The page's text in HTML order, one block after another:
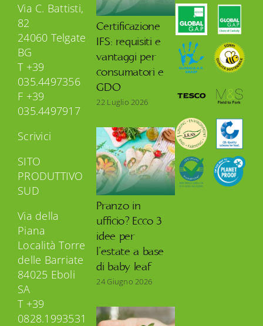
Via C. Battisti,
82
24060 Telgate
BG
T +39
035.4497356
F +39
035.4497917
Scrivici
SITO
PRODUTTIVO
SUD
Via della
Piana
Località Torre
delle Barriate
84025 Eboli
SA
T +39
0828.1993531
Certificazione
IFS: requisiti e
vantaggi per
consumatori e
GDO
22 Luglio 2026
Pranzo in
ufficio? Ecco 3
idee per
l’estate a base
di baby leaf
24 Giugno 2026